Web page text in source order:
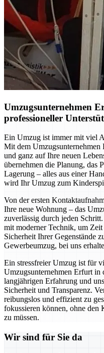
Umzugsunternehmen
professioneller
Ein Umzug ist immer mit viel
Mit dem
und ganz auf Ihre neuen
übernehmen die Planung, das
Lagerung – alles aus einer
wird Ihr Umzug zum
Von der ersten
Ihre neue Wohnung – das
zuverlässig durch jeden
mit moderner Technik, um
Sicherheit Ihrer Gegenstände
Gewerbeumzug, bei uns
Ein stressfreier Umzug ist für
Umzugsunternehmen Erfurt in
langjährigen Erfahrung und
Sicherheit und Transparenz.
reibungslos und effizient zu
fokussieren können, ohne den
zu müssen.
Wir sind für Sie da